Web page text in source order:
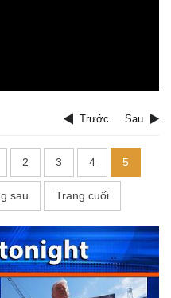
Trước Sau
2 3 4 5
sau Trang cuối